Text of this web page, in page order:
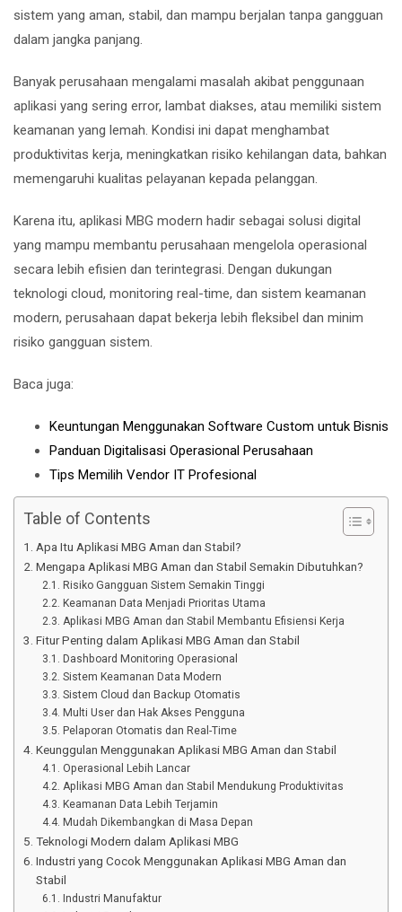
sistem yang aman, stabil, dan mampu berjalan tanpa gangguan
dalam jangka panjang.
Banyak perusahaan mengalami masalah akibat penggunaan
aplikasi yang sering error, lambat diakses, atau memiliki sistem
keamanan yang lemah. Kondisi ini dapat menghambat
produktivitas kerja, meningkatkan risiko kehilangan data, bahkan
memengaruhi kualitas pelayanan kepada pelanggan.
Karena itu, aplikasi MBG modern hadir sebagai solusi digital
yang mampu membantu perusahaan mengelola operasional
secara lebih efisien dan terintegrasi. Dengan dukungan
teknologi cloud, monitoring real-time, dan sistem keamanan
modern, perusahaan dapat bekerja lebih fleksibel dan minim
risiko gangguan sistem.
Baca juga:
Keuntungan Menggunakan Software Custom untuk Bisnis
Panduan Digitalisasi Operasional Perusahaan
Tips Memilih Vendor IT Profesional
Table of Contents
Apa Itu Aplikasi MBG Aman dan Stabil?
Mengapa Aplikasi MBG Aman dan Stabil Semakin Dibutuhkan?
Risiko Gangguan Sistem Semakin Tinggi
Keamanan Data Menjadi Prioritas Utama
Aplikasi MBG Aman dan Stabil Membantu Efisiensi Kerja
Fitur Penting dalam Aplikasi MBG Aman dan Stabil
Dashboard Monitoring Operasional
Sistem Keamanan Data Modern
Sistem Cloud dan Backup Otomatis
Multi User dan Hak Akses Pengguna
Pelaporan Otomatis dan Real-Time
Keunggulan Menggunakan Aplikasi MBG Aman dan Stabil
Operasional Lebih Lancar
Aplikasi MBG Aman dan Stabil Mendukung Produktivitas
Keamanan Data Lebih Terjamin
Mudah Dikembangkan di Masa Depan
Teknologi Modern dalam Aplikasi MBG
Industri yang Cocok Menggunakan Aplikasi MBG Aman dan
Stabil
Industri Manufaktur